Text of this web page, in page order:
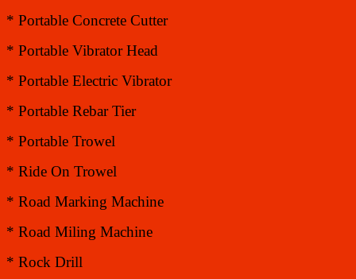
* Portable Concrete Cutter
* Portable Vibrator Head
* Portable Electric Vibrator
* Portable Rebar Tier
* Portable Trowel
* Ride On Trowel
* Road Marking Machine
* Road Miling Machine
* Rock Drill